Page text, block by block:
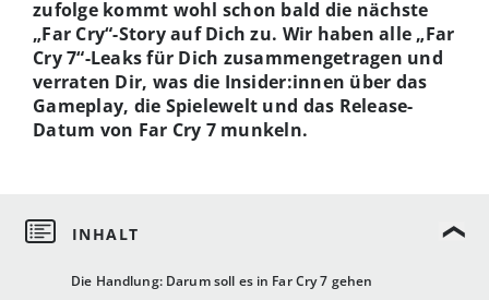
Die Handlung: Darum soll es in Far Cry 7 gehen
zufolge kommt wohl schon bald die nächste
„Far Cry“-Story auf Dich zu. Wir haben alle „Far
Cry 7“-Leaks für Dich zusammengetragen und
verraten Dir, was die Insider:innen über das
Gameplay, die Spielewelt und das Release-
Datum von Far Cry 7 munkeln.